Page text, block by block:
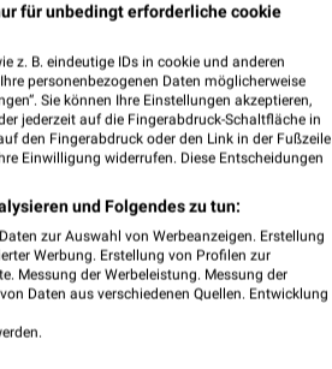
für unbedingt erforderliche cookie
z. B. eindeutige IDs in cookie und anderen
personenbezogenen Daten möglicherweise
Sie können Ihre Einstellungen akzeptieren,
jederzeit auf die Fingerabdruck-Schaltfläche in
den Fingerabdruck oder den Link in der Fußzeile
Einwilligung widerrufen. Diese Entscheidungen
und Folgendes zu tun:
zur Auswahl von Werbeanzeigen. Erstellung
Werbung. Erstellung von Profilen zur
Messung der Werbeleistung. Messung der
Daten aus verschiedenen Quellen. Entwicklung